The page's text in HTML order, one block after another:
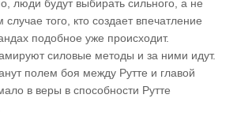
люди будут выбирать сильного, а не
того, кто создает впечатление
подобное уже происходит.
силовые методы и за ними идут.
полем боя между Рутте и главой
в веры в способности Рутте